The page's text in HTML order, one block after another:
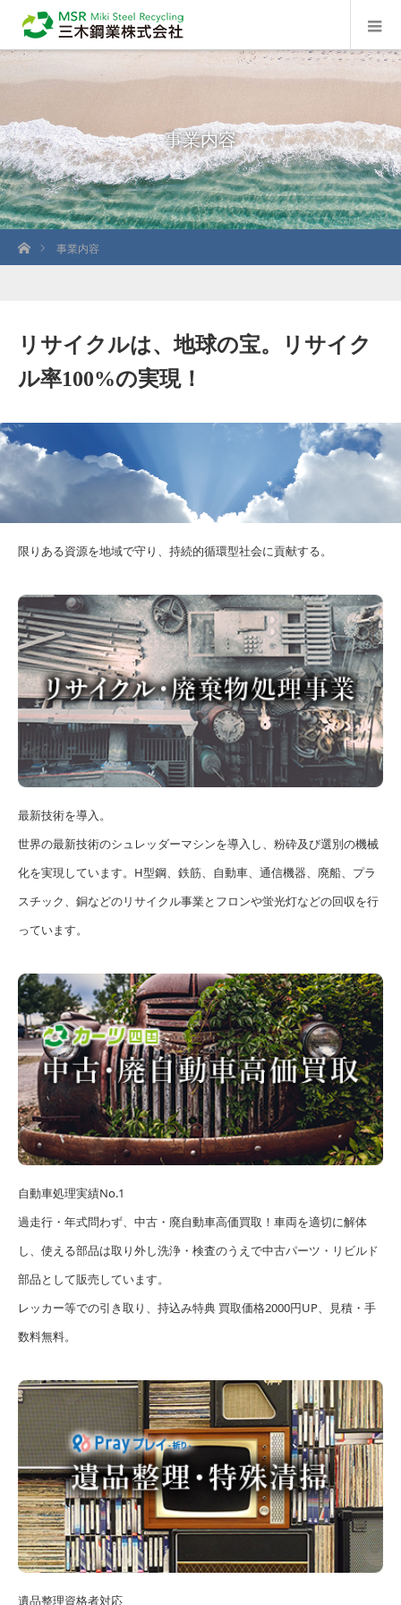
事業内容
事業内容
リサイクルは、地球の宝。リサイク
ル率100%の実現！
限りある資源を地域で守り、持続的循環型社会に貢献する。
最新技術を導入。
世界の最新技術のシュレッダーマシンを導入し、粉砕及び選別の機械
化を実現しています。H型鋼、鉄筋、自動車、通信機器、廃船、プラ
スチック、銅などのリサイクル事業とフロンや蛍光灯などの回収を行
っています。
自動車処理実績No.1
過走行・年式問わず、中古・廃自動車高価買取！車両を適切に解体
し、使える部品は取り外し洗浄・検査のうえで中古パーツ・リビルド
部品として販売しています。
レッカー等での引き取り、持込み特典 買取価格2000円UP、見積・手
数料無料。
遺品整理資格者対応